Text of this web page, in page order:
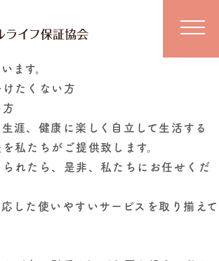
い者に対する介護は
家族に依存しています。
シニアの家族やシニアご自身の尊厳
ます。
たくない方
涯、健康に楽しく自立して生活する
私たちがご提供致します。
れたら、是非、私たちにお任せくだ
した使いやすいサービスを取り揃えて